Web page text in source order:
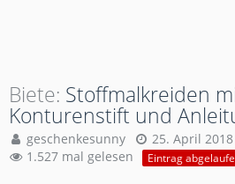
Biete Stoffmalkreiden
Konturenstift und
geschenkesunny 25. April 2018
1.527 mal gelesen
Eintrag